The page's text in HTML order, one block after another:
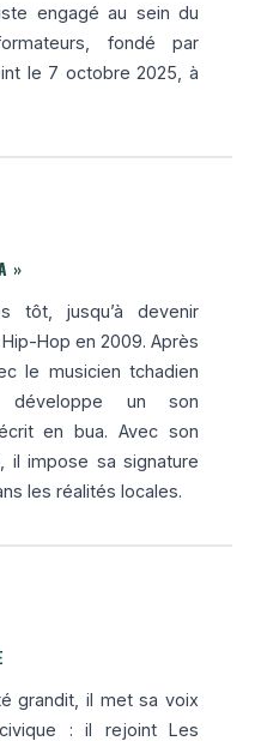
engagé au sein du
fondé par
le 7 octobre 2025, à
»
tôt, jusqu’à devenir
Hop en 2009. Après
le musicien tchadien
développe un son
en bua. Avec son
il impose sa signature
les réalités locales.
grandit, il met sa voix
: il rejoint Les